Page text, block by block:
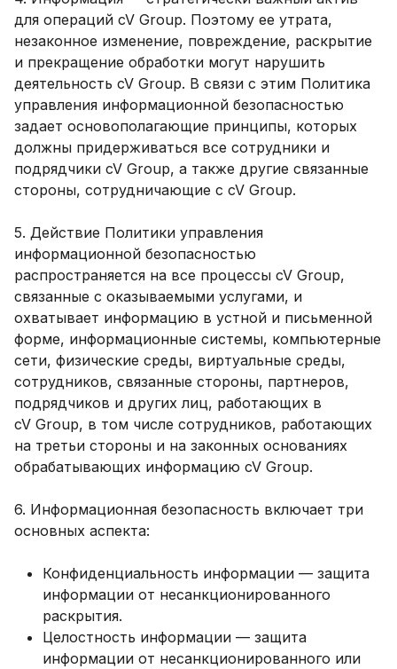
для операций cV Group. Поэтому ее утрата,
незаконное изменение, повреждение, раскрытие
и прекращение обработки могут нарушить
деятельность cV Group. В связи с этим Политика
управления информационной безопасностью
задает основополагающие принципы, которых
должны придерживаться все сотрудники и
подрядчики cV Group, а также другие связанные
стороны, сотрудничающие с cV Group.
5. Действие Политики управления
информационной безопасностью
распространяется на все процессы cV Group,
связанные с оказываемыми услугами, и
охватывает информацию в устной и письменной
форме, информационные системы, компьютерные
сети, физические среды, виртуальные среды,
сотрудников, связанные стороны, партнеров,
подрядчиков и других лиц, работающих в
cV Group, в том числе сотрудников, работающих
на третьи стороны и на законных основаниях
обрабатывающих информацию cV Group.
6. Информационная безопасность включает три
основных аспекта:
Конфиденциальность информации — защита
информации от несанкционированного
раскрытия.
Целостность информации — защита
информации от несанкционированного или